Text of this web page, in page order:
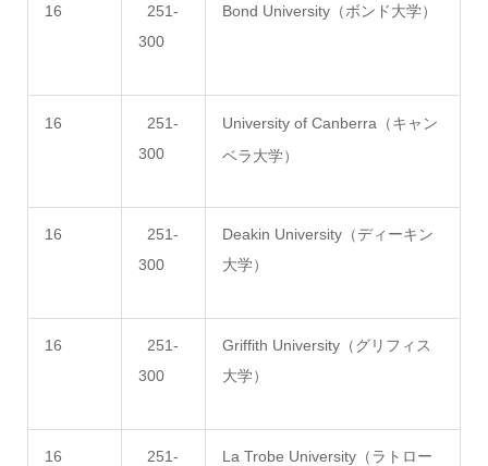
16
251-
300
Bond University（ボンド大学）
16
251-
300
University of Canberra（キャン
ベラ大学）
16
251-
300
Deakin University（ディーキン
大学）
16
251-
300
Griffith University（グリフィス
大学）
16
251-
La Trobe University（ラトロー